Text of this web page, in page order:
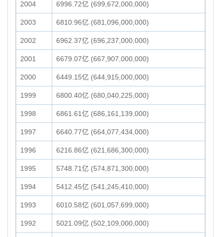
2004 6996.72亿 (699,672,000,000)
2003 6810.96亿 (681,096,000,000)
2002 6962.37亿 (696,237,000,000)
2001 6679.07亿 (667,907,000,000)
2000 6449.15亿 (644,915,000,000)
1999 6800.40亿 (680,040,225,000)
1998 6861.61亿 (686,161,139,000)
1997 6640.77亿 (664,077,434,000)
1996 6216.86亿 (621,686,300,000)
1995 5748.71亿 (574,871,300,000)
1994 5412.45亿 (541,245,410,000)
1993 6010.58亿 (601,057,699,000)
1992 5021.09亿 (502,109,000,000)